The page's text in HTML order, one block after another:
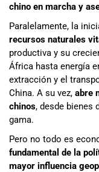
chino en marcha y
Paralelamente, la
recursos naturales
productiva y su
África hasta energía
extracción y el
China. A su vez, abre
chinos, desde bienes
gama.
Pero no todo es
fundamental de la
mayor influencia